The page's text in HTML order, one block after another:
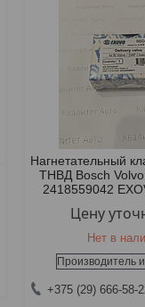
Нагнетательный
ТНВД Bosch
2418559042
Цену
Нет в
Производитель
+375 (29) 666-58-